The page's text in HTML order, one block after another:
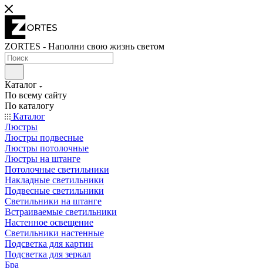
ZORTES - Наполни свою жизнь светом
Каталог
По всему сайту
По каталогу
Каталог
Люстры
Люстры подвесные
Люстры потолочные
Люстры на штанге
Потолочные светильники
Накладные светильники
Подвесные светильники
Светильники на штанге
Встраиваемые светильники
Настенное освещение
Светильники настенные
Подсветка для картин
Подсветка для зеркал
Бра